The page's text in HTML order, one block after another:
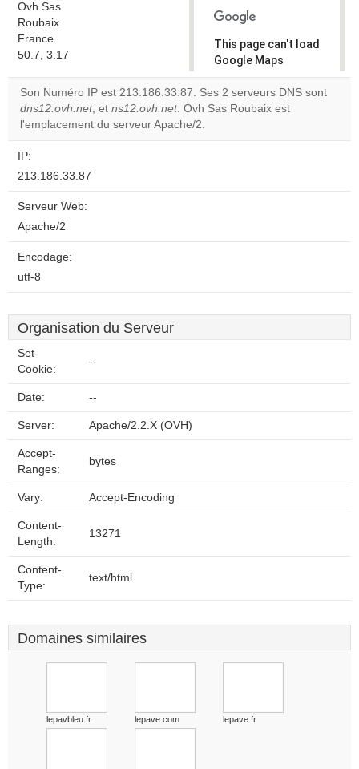
Ovh Sas
Roubaix
France
50.7, 3.17
This page can't load
Google Maps
correctly.
Do you
Son Numéro IP est 213.186.33.87. Ses 2 serveurs DNS sont
dns12.ovh.net, et ns12.ovh.net. Ovh Sas Roubaix est
l'emplacement du serveur Apache/2.
IP:
213.186.33.87
Serveur Web:
Apache/2
Encodage:
utf-8
Organisation du Serveur
Set-
Cookie:
--
Date: --
Server: Apache/2.2.X (OVH)
Accept-
Ranges:
bytes
Vary: Accept-Encoding
Content-
Length:
13271
Content-
Type:
text/html
Domaines similaires
lepavbleu.fr lepave.com lepave.fr